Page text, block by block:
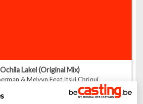
& Melvyn Feat.Itski Chriqui
Lakel (Original Mix)
05:36